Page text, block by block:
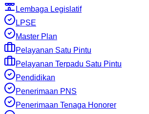
Lembaga Legislatif
LPSE
Master Plan
Pelayanan Satu Pintu
Pelayanan Terpadu Satu Pintu
Pendidikan
Penerimaan PNS
Penerimaan Tenaga Honorer